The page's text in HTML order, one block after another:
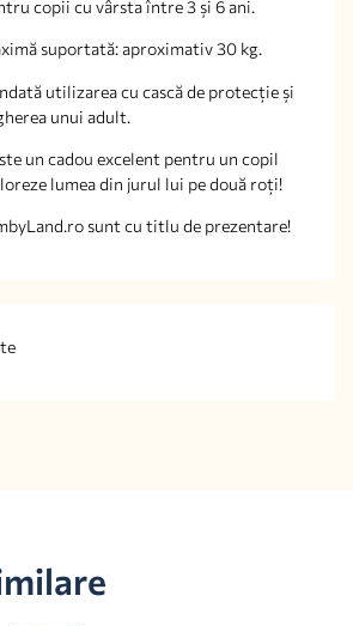
copii cu vârsta între 3 și 6 ani.
suportată: aproximativ 30 kg.
utilizarea cu cască de protecție și
unui adult.
un cadou excelent pentru un copil
lumea din jurul lui pe două roți!
sunt cu titlu de prezentare!